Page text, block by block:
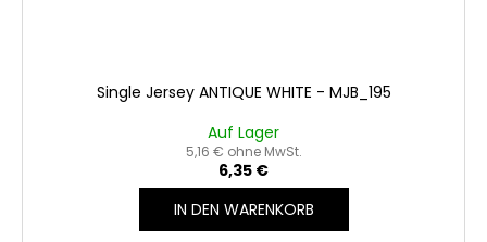
Single Jersey ANTIQUE WHITE - MJB_195
Auf Lager
5,16 € ohne MwSt.
6,35 €
IN DEN WARENKORB